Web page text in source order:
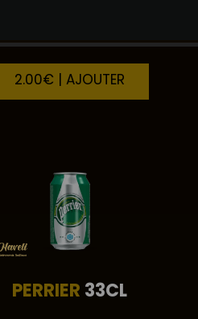
2.00€ | AJOUTER
PERRIER 33CL